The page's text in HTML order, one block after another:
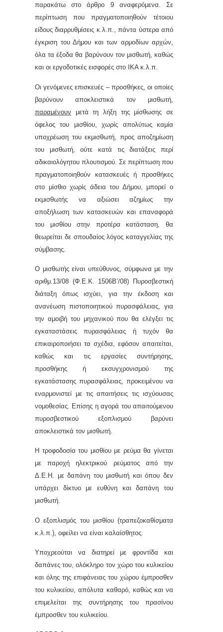
παρακάτω στο άρθρο 9 αναφερόμενα. Σε
περίπτωση που πραγματοποιηθούν τέτοιου
είδους διαρρυθμίσεις κ.λ.π., πάντα ύστερα από
έγκριση του Δήμου και των αρμοδίων αρχών,
όλα τα έξοδα θα βαρύνουν τον μισθωτή, καθώς
και οι εργοδοτικές εισφορές στο ΙΚΑ κ.λ.π.
Οι γενόμενες επισκευές – προσθήκες, οι οποίες
βαρύνουν αποκλειστικά τον μισθωτή,
παραμένουν μετά τη λήξη της μίσθωσης σε
όφελος του μισθίου, χωρίς απολύτως καμία
υποχρέωση του εκμισθωτή, προς αποζημίωση
του μισθωτή, ούτε κατά τις διατάξεις περί
αδικαιολόγητου πλουτισμού. Σε περίπτωση που
πραγματοποιηθούν κατασκευές ή προσθήκες
στο μίσθιο χωρίς άδεια του Δήμου, μπορεί ο
εκμισθωτής να αξιώσει αζημίως την
αποξήλωση των κατασκευών και επαναφορά
του μισθίου στην προτέρα κατάσταση, θα
θεωρείται δε σπουδαίος λόγος καταγγελίας της
σύμβασης.
Ο μισθωτής είναι υπεύθυνος, σύμφωνα με την
αριθμ.13/08 (Φ.Ε.Κ. 1506Β’/08) Πυροσβεστική
διάταξη όπως ισχύει, για την έκδοση και
ανανέωση πιστοποιητικού πυρασφάλειας, για
την αμοιβή του μηχανικού που θα ελέγξει τις
εγκαταστάσεις πυρασφάλειας ή τυχόν θα
επικαιροποιήσει τα σχέδια, εφόσον απαιτείται,
καθώς και τις εργασίες συντήρησης,
προσθήκης ή εκσυγχρονισμού της
εγκατάστασης πυρασφάλειας, προκειμένου να
εναρμονιστεί με τις απαιτήσεις τις ισχύουσας
νομοθεσίας. Επίσης η αγορά του απαιτούμενου
πυροσβεστικού εξοπλισμού βαρύνει
αποκλειστικά τον μισθωτή.
Η τροφοδοσία του μισθίου με ρεύμα θα γίνεται
με παροχή ηλεκτρικού ρεύματος από την
Δ.Ε.Η. με δαπάνη του μισθωτή και όπου δεν
υπάρχει δίκτυο με ευθύνη και δαπάνη του
μισθωτή.
Ο εξοπλισμός του μισθίου (τραπεζοκαθίσματα
κ.λ.π.), οφείλει να είναι καλαίσθητος.
Υποχρεούται να διατηρεί με φρovτίδα και
δαπάvες τoυ, oλόκληρo τoν χώρo του κυλικείου
και όλης της επιφάνειας του χώρου έμπροσθεν
του κυλικείου, απόλυτα καθαρό, καθώς και να
επιμελείται της συντήρησης του πρασίνου
έμπροσθεν του κυλικείου.